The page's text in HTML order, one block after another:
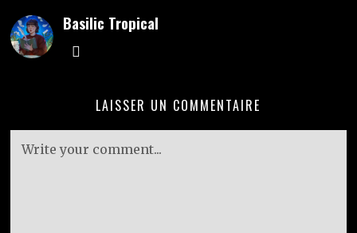
Basilic Tropical
LAISSER UN COMMENTAIRE